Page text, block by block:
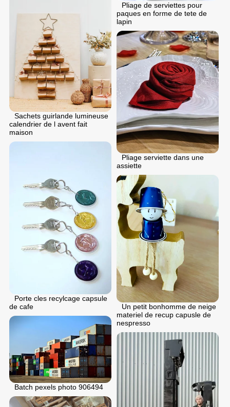
Pliage de serviettes pour
paques en forme de tete de
lapin
Sachets guirlande lumineuse
calendrier de l avent fait
maison
Pliage serviette dans une
assiette
Porte cles recylcage capsule
de cafe
Un petit bonhomme de neige
materiel de recup capusle de
nespresso
Batch pexels photo 906494